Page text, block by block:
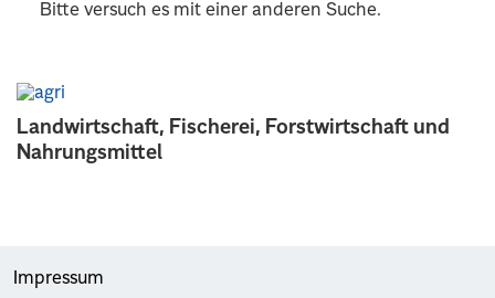
Landwirtschaft, Fischerei, Forstwirtschaft und
Nahrungsmittel
Bitte versuch es mit einer anderen Suche.
Impressum